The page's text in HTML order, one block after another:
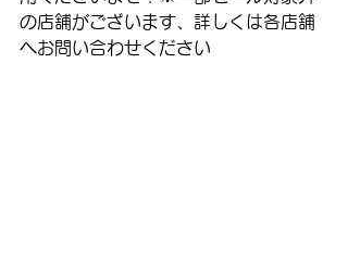
の店舗がございます、詳しくは各店舗
へお問い合わせください